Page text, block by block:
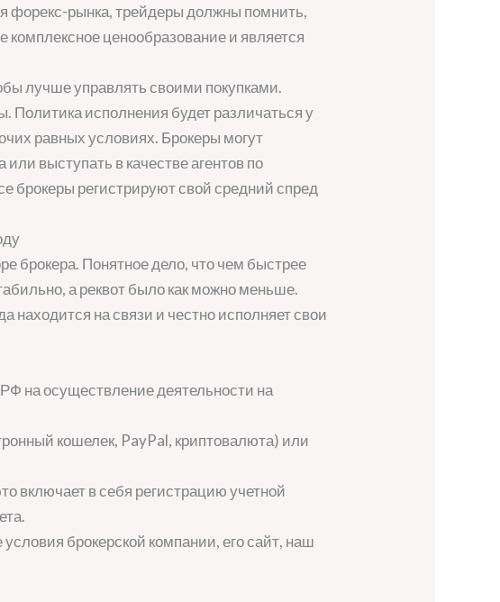
форекс-рынка, трейдеры должны помнить,
комплексное ценообразование и является
лучше управлять своими покупками.
Политика исполнения будет различаться у
равных условиях. Брокеры могут
выступать в качестве агентов по
брокеры регистрируют свой средний спред
брокера. Понятное дело, что чем быстрее
а реквот было как можно меньше.
находится на связи и честно исполняет свои
на осуществление деятельности на
кошелек, PayPal, криптовалюта) или
включает в себя регистрацию учетной
брокерской компании, его сайт, наш